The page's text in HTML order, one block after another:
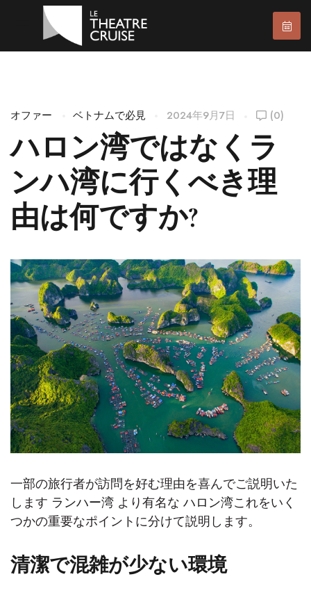
オファー ベトナムで必見 2024年9月7日 (0)
ハロン湾ではなくラ
ンハ湾に行くべき理
由は何ですか?
一部の旅行者が訪問を好む理由を喜んでご説明いた
します ランハー湾 より有名な ハロン湾これをいく
つかの重要なポイントに分けて説明します。
清潔で混雑が少ない環境